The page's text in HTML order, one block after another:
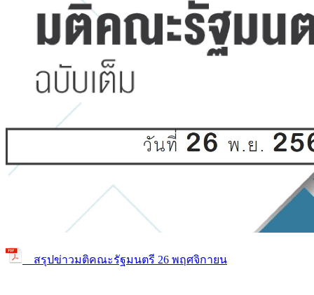
สรุปข่าวมติคณะรัฐมนตรี 26 พฤศจิกายน